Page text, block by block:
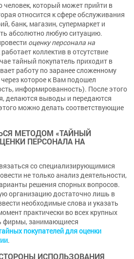
человек, который может прийти в
относится к сфере обслуживания
банк, магазин, супермаркет и
абсолютно любую ситуацию.
оценку персонала на
работает коллектив в отсутствие
тайный покупатель приходит в
работу по заранее сложенному
которое к Вам подошел
информированность). После этого
делаются выводы и передаются
можно делать соответствующие
МЕТОДОМ «ТАЙНЫЙ
ПЕРСОНАЛА НА
со специализирующимися
не только анализ деятельности,
решения спорных вопросов.
организацию достаточно лишь в
необходимые слова и указать
практически во всех крупных
фирмы, занимающиеся
покупателей для оценки
.
ИСПОЛЬЗОВАНИЯ